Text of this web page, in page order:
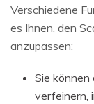
Verschiedene
es Ihnen, den
anzupassen:
Sie können
verfeinern,